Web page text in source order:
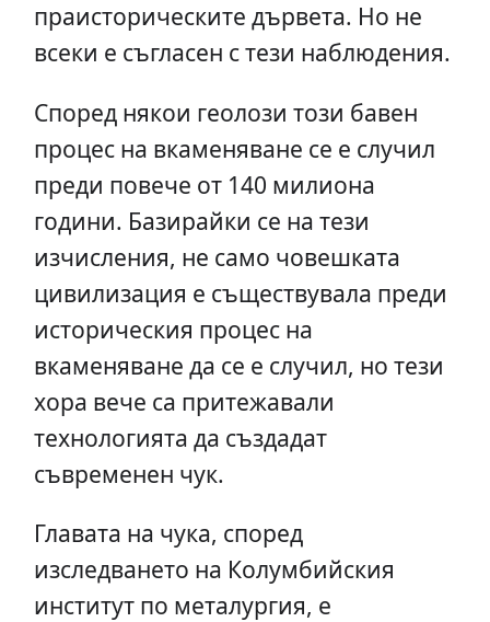
праисторическите дървета. Но не
всеки е съгласен с тези наблюдения.
Според някои геолози този бавен
процес на вкаменяване се е случил
преди повече от 140 милиона
години. Базирайки се на тези
изчисления, не само човешката
цивилизация е съществувала преди
историческия процес на
вкаменяване да се е случил, но тези
хора вече са притежавали
технологията да създадат
съвременен чук.
Главата на чука, според
изследването на Колумбийския
институт по металургия, е